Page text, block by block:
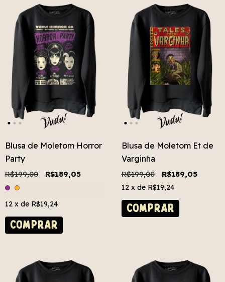
Blusa de Moletom Horror
Party
R$199,00 R$189,05
12 x de R$19,24
COMPRAR
Blusa de Moletom Et de
Varginha
R$199,00 R$189,05
12 x de R$19,24
COMPRAR